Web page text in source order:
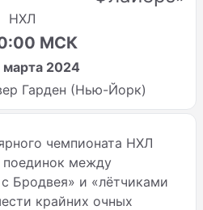
НХЛ
МСК
марта 2024
Гарден (Нью-Йорк)
чемпионата НХЛ
поединок между
Бродвея» и «лётчиками
крайних очных